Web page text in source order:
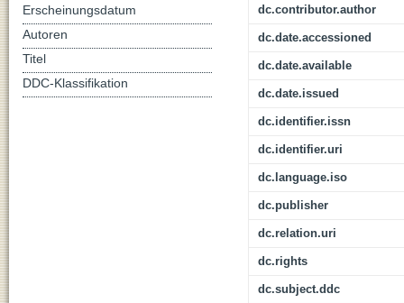
dc.contributor.author
dc.date.accessioned
dc.date.available
dc.date.issued
dc.identifier.issn
dc.identifier.uri
dc.language.iso
dc.publisher
dc.relation.uri
dc.rights
dc.subject.ddc
Erscheinungsdatum
Autoren
Titel
DDC-Klassifikation